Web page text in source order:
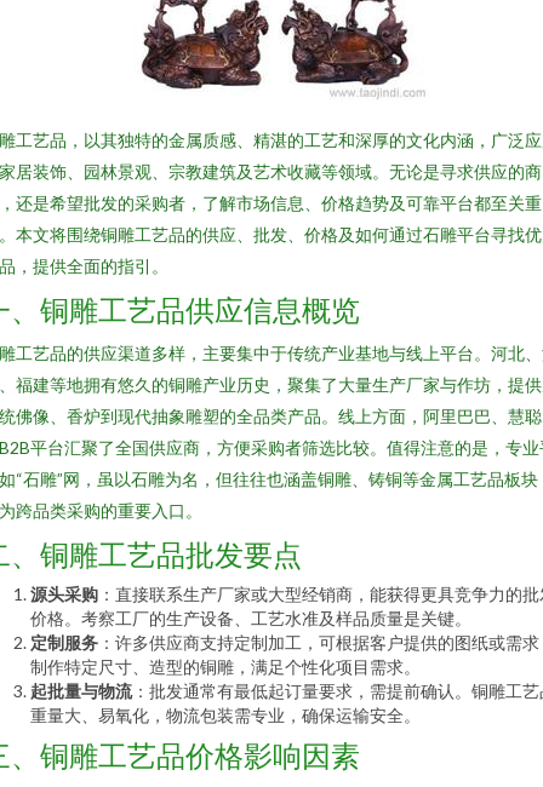
工艺品，以其独特的金属质感、精湛的工艺和深厚的文化内涵，广泛
居装饰、园林景观、宗教建筑及艺术收藏等领域。无论是寻求供应的商
还是希望批发的采购者，了解市场信息、价格趋势及可靠平台都至关重
本文将围绕铜雕工艺品的供应、批发、价格及如何通过石雕平台寻找
，提供全面的指引。
、铜雕工艺品供应信息概览
工艺品的供应渠道多样，主要集中于传统产业基地与线上平台。河北
福建等地拥有悠久的铜雕产业历史，聚集了大量生产厂家与作坊，提
佛像、香炉到现代抽象雕塑的全品类产品。线上方面，阿里巴巴、慧
平台汇聚了全国供应商，方便采购者筛选比较。值得注意的是，专业
“石雕”网，虽以石雕为名，但往往也涵盖铜雕、铸铜等金属工艺品板块
跨品类采购的重要入口。
、铜雕工艺品批发要点
源头采购 ：直接联系生产厂家或大型经销商，能获得更具竞争力的批
价格。考察工厂的生产设备、工艺水准及样品质量是关键。
定制服务 ：许多供应商支持定制加工，可根据客户提供的图纸或需求
制作特定尺寸、造型的铜雕，满足个性化项目需求。
起批量与物流：批发通常有最低起订量要求，需提前确认。铜雕工艺
重量大、易氧化，物流包装需专业，确保运输安全。
、铜雕工艺品价格影响因素